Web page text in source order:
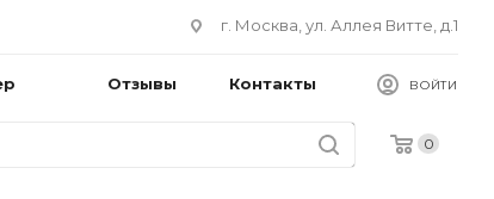
г. Москва, ул. Аллея Витте, д.1
Отзывы Контакты ВОЙТИ
0